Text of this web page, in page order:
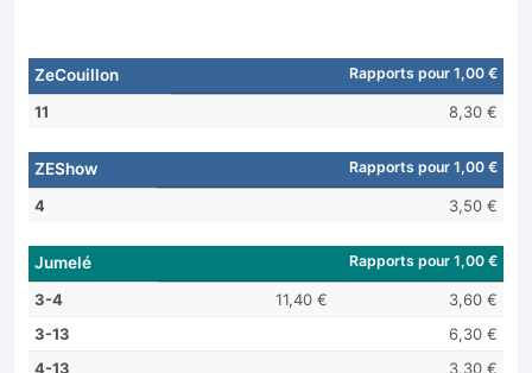
ZeCouillon Rapports pour 1,00 €
11 8,30 €
ZEShow Rapports pour 1,00 €
4 3,50 €
Jumelé Rapports pour 1,00 €
3-4 11,40 €
3,60 €
3-13
6,30 €
4-13
3,30 €